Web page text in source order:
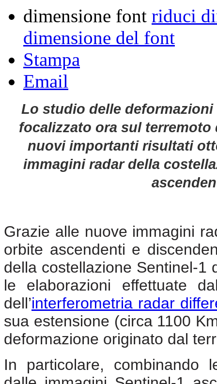
dimensione font riduci
dimensione del font
Stampa
Email
Lo studio delle
focalizzato ora sul terremoto
nuovi importanti risultati
immagini radar della
Grazie alle nuove immagini
orbite ascendenti e
della costellazione Sentinel-1
le elaborazioni effettuate
dell’interferometria radar
sua estensione (circa 1100
deformazione originato dal
In particolare, combinando